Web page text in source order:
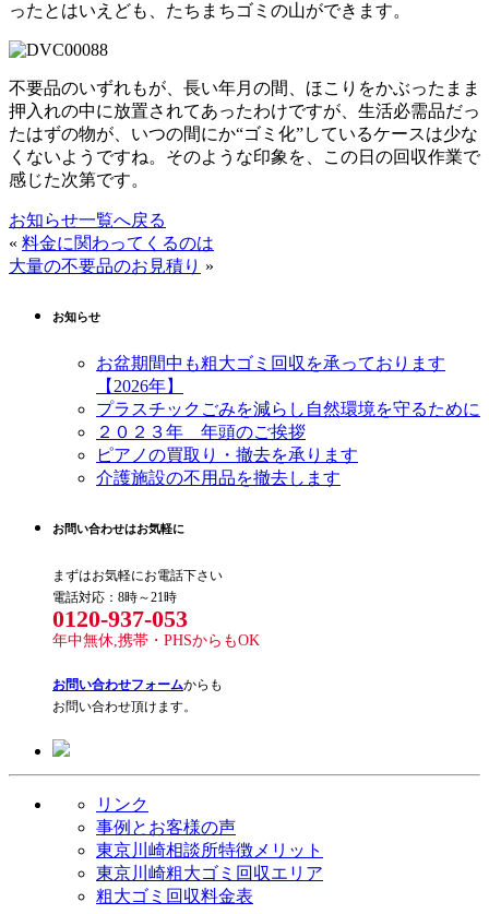
ったとはいえども、たちまちゴミの山ができます。
不要品のいずれもが、長い年月の間、ほこりをかぶったまま
押入れの中に放置されてあったわけですが、生活必需品だっ
たはずの物が、いつの間にか“ゴミ化”しているケースは少な
くないようですね。そのような印象を、この日の回収作業で
感じた次第です。
お知らせ一覧へ戻る
« 料金に関わってくるのは
大量の不要品のお見積り »
お知らせ
お盆期間中も粗大ゴミ回収を承っております
【2026年】
プラスチックごみを減らし自然環境を守るために
２０２３年 年頭のご挨拶
ピアノの買取り・撤去を承ります
介護施設の不用品を撤去します
お問い合わせはお気軽に
まずはお気軽にお電話下さい
電話対応：8時～21時
0120-937-053
年中無休,携帯・PHSからもOK
お問い合わせフォームからも
お問い合わせ頂けます。
リンク
事例とお客様の声
東京川崎相談所特徴メリット
東京川崎粗大ゴミ回収エリア
粗大ゴミ回収料金表